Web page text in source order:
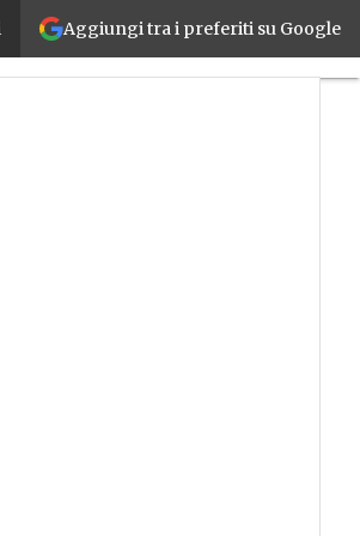
Aggiungi tra i preferiti su Google
come funziona e quali